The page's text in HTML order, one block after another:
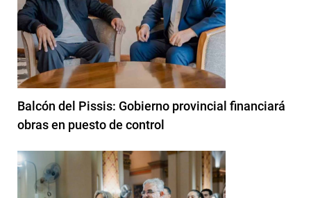
Balcón del Pissis: Gobierno provincial financiará
obras en puesto de control